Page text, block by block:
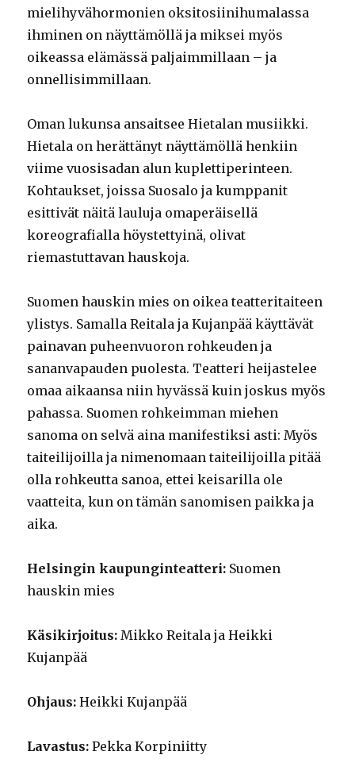
mielihyvähormonien oksitosiinihumalassa
ihminen on näyttämöllä ja miksei myös
oikeassa elämässä paljaimmillaan – ja
onnellisimmillaan.
Oman lukunsa ansaitsee Hietalan musiikki.
Hietala on herättänyt näyttämöllä henkiin
viime vuosisadan alun kuplettiperinteen.
Kohtaukset, joissa Suosalo ja kumppanit
esittivät näitä lauluja omaperäisellä
koreografialla höystettyinä, olivat
riemastuttavan hauskoja.
Suomen hauskin mies on oikea teatteritaiteen
ylistys. Samalla Reitala ja Kujanpää käyttävät
painavan puheenvuoron rohkeuden ja
sananvapauden puolesta. Teatteri heijastelee
omaa aikaansa niin hyvässä kuin joskus myös
pahassa. Suomen rohkeimman miehen
sanoma on selvä aina manifestiksi asti: Myös
taiteilijoilla ja nimenomaan taiteilijoilla pitää
olla rohkeutta sanoa, ettei keisarilla ole
vaatteita, kun on tämän sanomisen paikka ja
aika.
Helsingin kaupunginteatteri: Suomen
hauskin mies
Käsikirjoitus: Mikko Reitala ja Heikki
Kujanpää
Ohjaus: Heikki Kujanpää
Lavastus: Pekka Korpiniitty